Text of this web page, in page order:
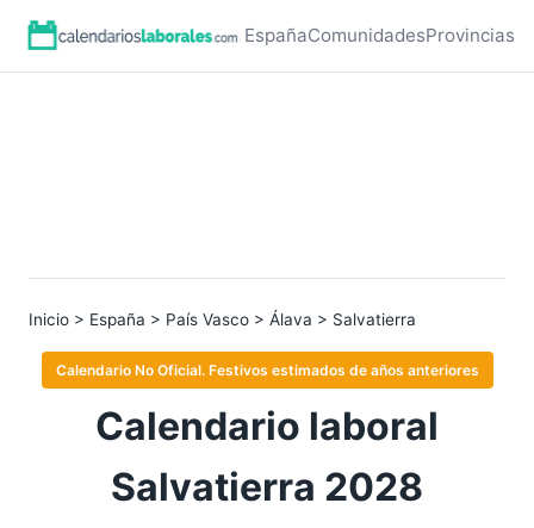
EspañaComunidadesProvincias
Inicio > España > País Vasco > Álava > Salvatierra
Calendario No Oficial. Festivos estimados de años anteriores
Calendario laboral
Salvatierra 2028